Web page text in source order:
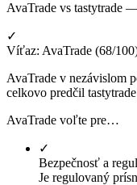
AvaTrade vs tastytrade
✓
Víťaz: AvaTrade (68/
AvaTrade v nezávislom
celkovo predčil
AvaTrade voľte pre…
✓
Bezpečnosť a
Je regulovaný